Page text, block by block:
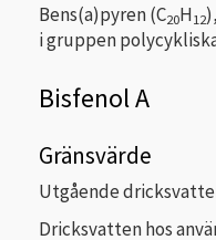
Bens(a)pyren (C20H12
i gruppen
Bisfenol A
Gränsvärde
Utgående
Dricksvatten hos